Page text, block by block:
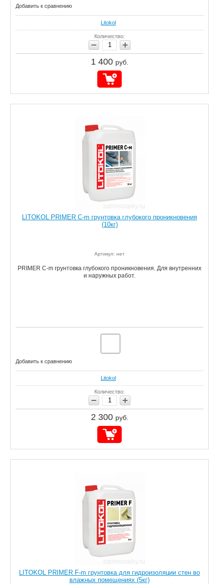
Добавить к сравнению
Litokol
Количество:
1 400 руб.
LITOKOL PRIMER C-m грунтовка глубокого проникновения
(10кг)
Артикул: нет
PRIMER C-m грунтовка глубокого проникновения. Для внутренних
и наружных работ.
Добавить к сравнению
Litokol
Количество:
2 300 руб.
LITOKOL PRIMER F-m грунтовка для гидроизоляции стен во
влажных помещениях (5кг)